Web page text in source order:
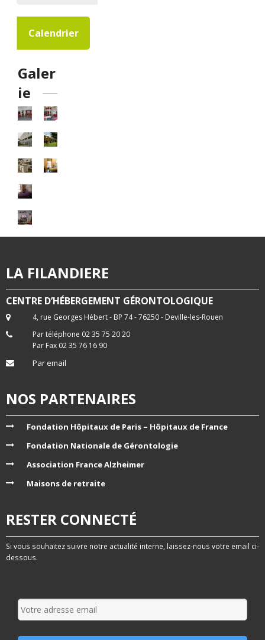
Calendrier
Galer
ie
LA FILANDIERE
CENTRE D’HÉBERGEMENT GÉRONTOLOGIQUE
4, rue Georges Hébert - BP 74 - 76250 - Deville-les-Rouen
Par téléphone 02 35 75 20 20
Par Fax 02 35 76 16 90
Par email
NOS PARTENAIRES
Fondation Hôpitaux de Paris – Hôpitaux de France
Fondation Nationale de Gérontologie
Association France Alzheimer
Maisons de retraite
RESTER CONNECTÉ
Si vous souhaitez suivre notre actualité interne, laissez-nous votre email ci-
dessous.